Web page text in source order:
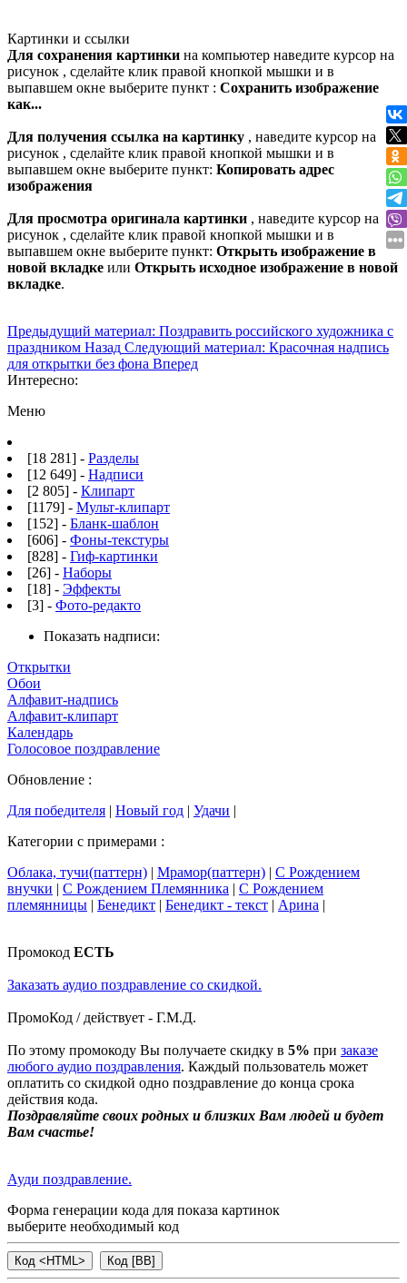
Картинки и ссылки
Для сохранения картинки на компьютер наведите курсор на
рисунок , сделайте клик правой кнопкой мышки и в
выпавшем окне выберите пункт : Сохранить изображение
как...
Для получения ссылка на картинку , наведите курсор на
рисунок , сделайте клик правой кнопкой мышки и в
выпавшем окне выберите пункт: Копировать адрес
изображения
Для просмотра оригинала картинки , наведите курсор на
рисунок , сделайте клик правой кнопкой мышки и в
выпавшем окне выберите пункт: Открыть изображение в
новой вкладке или Открыть исходное изображение в новой
вкладке.
Предыдущий материал: Поздравить российского художника с
праздником Назад Следующий материал: Красочная надпись
для открытки без фона Вперед
Интересно:
Меню
[18 281] - Разделы
[12 649] - Надписи
[2 805] - Клипарт
[1179] - Мульт-клипарт
[152] - Бланк-шаблон
[606] - Фоны-текстуры
[828] - Гиф-картинки
[26] - Наборы
[18] - Эффекты
[3] - Фото-редакто
Показать надписи:
Открытки
Обои
Алфавит-надпись
Алфавит-клипарт
Календарь
Голосовое поздравление
Обновление :
Для победителя | Новый год | Удачи |
Категории с примерами :
Облака, тучи(паттерн) | Мрамор(паттерн) | С Рождением
внучки | С Рождением Племянника | С Рождением
племянницы | Бенедикт | Бенедикт - текст | Арина |
Промокод ЕСТЬ
Заказать аудио поздравление со скидкой.
ПромоКод / действует - Г.М.Д.
По этому промокоду Вы получаете скидку в 5% при заказе
любого аудио поздравления. Каждый пользователь может
оплатить со скидкой одно поздравление до конца срока
действия кода.
Поздравляйте своих родных и близких Вам людей и будет
Вам счастье!
Ауди поздравление.
Форма генерации кода для показа картинок
выберите необходимый код